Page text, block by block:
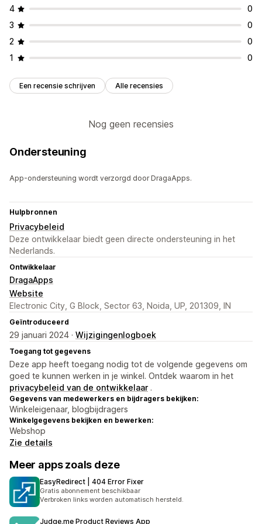
4
0
3
0
2
0
1
0
Een recensie schrijven Alle recensies
Nog geen recensies
Ondersteuning
App-ondersteuning wordt verzorgd door DragaApps.
Hulpbronnen
Privacybeleid
Deze ontwikkelaar biedt geen directe ondersteuning in het
Nederlands.
Ontwikkelaar
DragaApps
Website
Electronic City, G Block, Sector 63, Noida, UP, 201309, IN
Geïntroduceerd
29 januari 2024 · Wijzigingenlogboek
Toegang tot gegevens
Deze app heeft toegang nodig tot de volgende gegevens om
goed te kunnen werken in je winkel. Ontdek waarom in het
privacybeleid van de ontwikkelaar .
Gegevens van medewerkers en bijdragers bekijken:
Winkeleigenaar, blogbijdragers
Winkelgegevens bekijken en bewerken:
Webshop
Zie details
Meer apps zoals deze
EasyRedirect | 404 Error Fixer
Gratis abonnement beschikbaar
Verbroken links worden automatisch hersteld.
Judge.me Product Reviews App